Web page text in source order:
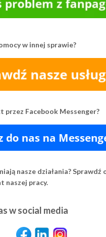
w innej sprawie?
Facebook Messenger?
nasze działania? Sprawdź
naszej pracy.
w social media